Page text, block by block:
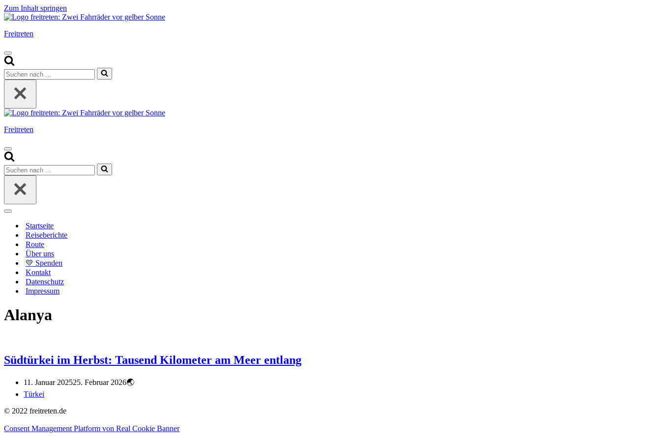
Zum Inhalt springen
Freitreten
Navigationsmenü
Suchen
nach …
Freitreten
Navigationsmenü
Suchen
nach …
Navigationsmenü
Startseite
Reiseberichte
Route
Über uns
💛 Spenden
Kontakt
Datenschutz
Impressum
Alanya
Südtürkei im Herbst: Tausend Kilometer am Meer entlang
11. Januar 202525. Februar 2026
Türkei
© 2022 freitreten.de
Consent Management Platform von Real Cookie Banner